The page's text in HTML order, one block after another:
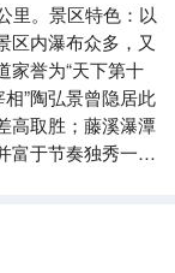
里。景区特色：以
区内瀑布众多，又
家誉为“天下第十
”陶弘景曾隐居此
高取胜；藤溪瀑潭
富于节奏独秀一